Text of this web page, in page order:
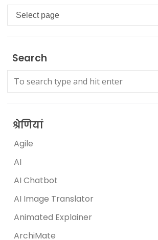
Languages
Search
श्रेणियां
Agile
AI
AI Chatbot
AI Image Translator
Animated Explainer
ArchiMate